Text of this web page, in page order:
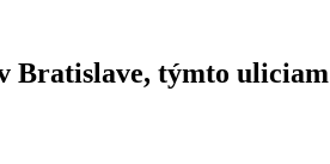
Bratislave, týmto